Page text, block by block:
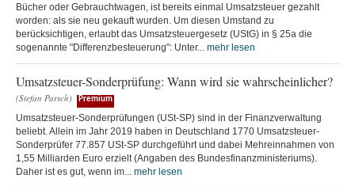
Bücher oder Gebrauchtwagen, ist bereits einmal Umsatzsteuer gezahlt
worden: als sie neu gekauft wurden. Um diesen Umstand zu
berücksichtigen, erlaubt das Umsatzsteuergesetz (UStG) in § 25a die
sogenannte "Differenzbesteuerung": Unter... mehr lesen
Umsatzsteuer-Sonderprüfung: Wann wird sie wahrscheinlicher?
(Stefan Parsch) Premium
Umsatzsteuer-Sonderprüfungen (USt-SP) sind in der Finanzverwaltung
beliebt. Allein im Jahr 2019 haben in Deutschland 1770 Umsatzsteuer-
Sonderprüfer 77.857 USt-SP durchgeführt und dabei Mehreinnahmen von
1,55 Milliarden Euro erzielt (Angaben des Bundesfinanzministeriums).
Daher ist es gut, wenn im... mehr lesen